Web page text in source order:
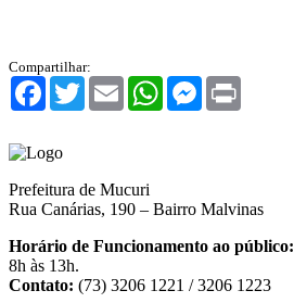
Compartilhar:
Facebook
TwitterEmail WhatsAppMessenger
Prefeitura de Mucuri
Rua Canárias, 190 – Bairro Malvinas
Horário de Funcionamento ao público:
8h às 13h.
Contato: (73) 3206 1221 / 3206 1223